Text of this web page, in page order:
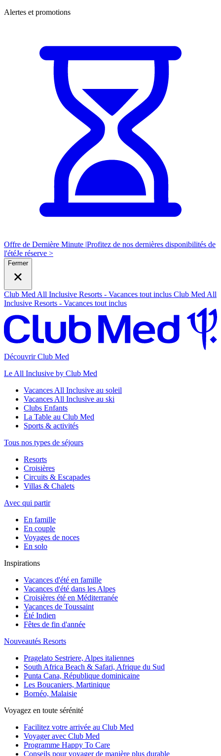
Alertes et promotions
Offre de Dernière Minute |Profitez de nos dernières disponibilités de
l'étéJe réserve >
Fermer
Club Med All Inclusive Resorts - Vacances tout inclus Club Med All
Inclusive Resorts - Vacances tout inclus
Découvrir Club Med
Le All Inclusive by Club Med
Vacances All Inclusive au soleil
Vacances All Inclusive au ski
Clubs Enfants
La Table au Club Med
Sports & activités
Tous nos types de séjours
Resorts
Croisières
Circuits & Escapades
Villas & Chalets
Avec qui partir
En famille
En couple
Voyages de noces
En solo
Inspirations
Vacances d'été en famille
Vacances d'été dans les Alpes
Croisières été en Méditerranée
Vacances de Toussaint
Été Indien
Fêtes de fin d'année
Nouveautés Resorts
Pragelato Sestriere, Alpes italiennes
South Africa Beach & Safari, Afrique du Sud
Punta Cana, République dominicaine
Les Boucaniers, Martinique
Bornéo, Malaisie
Voyagez en toute sérénité
Facilitez votre arrivée au Club Med
Voyager avec Club Med
Programme Happy To Care
Conseils pour voyager de manière plus durable